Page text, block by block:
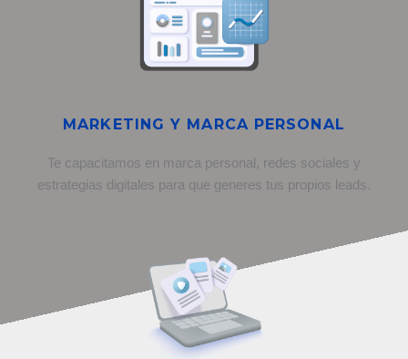
MARKETING Y MARCA PERSONAL
Te capacitamos en marca personal, redes sociales y
estrategias digitales para que generes tus propios leads.